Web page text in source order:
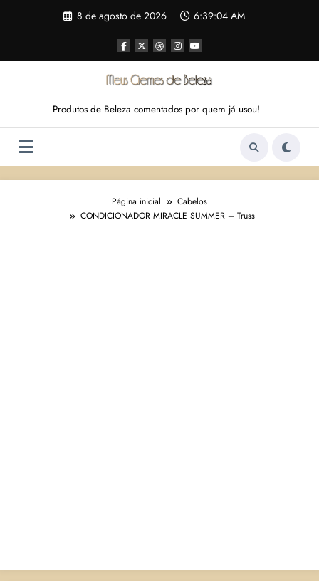
8 de agosto de 2026 6:39:05 AM
Produtos de Beleza comentados por quem já usou!
Página inicial
Cabelos
CONDICIONADOR MIRACLE SUMMER – Truss